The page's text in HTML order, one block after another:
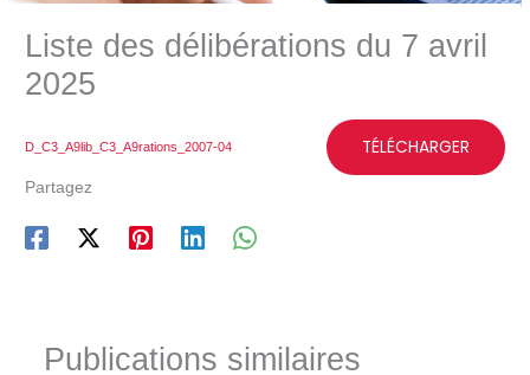
Liste des délibérations du 7 avril
2025
D_C3_A9lib_C3_A9rations_2007-04 TÉLÉCHARGER
Partagez
Publications similaires